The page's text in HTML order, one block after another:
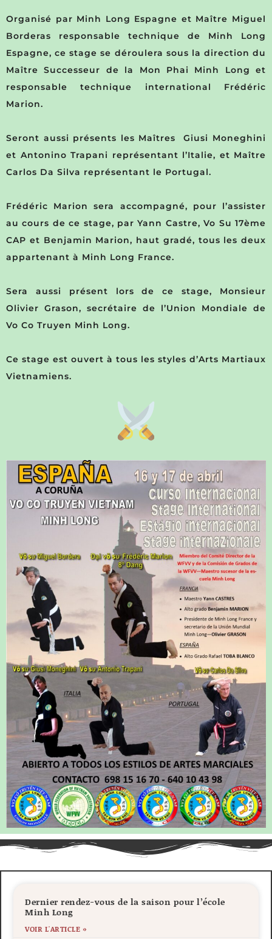
Organisé par Minh Long Espagne et Maître Miguel
Borderas responsable technique de Minh Long
Espagne, ce stage se déroulera sous la direction du
Maître Successeur de la Mon Phai Minh Long et
responsable technique international Frédéric
Marion.
Seront aussi présents les Maîtres Giusi Moneghini
et Antonino Trapani représentant l’Italie, et Maître
Carlos Da Silva représentant le Portugal.
Frédéric Marion sera accompagné, pour l’assister
au cours de ce stage, par Yann Castre, Vo Su 17ème
CAP et Benjamin Marion, haut gradé, tous les deux
appartenant à Minh Long France.
Sera aussi présent lors de ce stage, Monsieur
Olivier Grason, secrétaire de l’Union Mondiale de
Vo Co Truyen Minh Long.
Ce stage est ouvert à tous les styles d’Arts Martiaux
Vietnamiens.
Dernier rendez-vous de la saison pour l’école
Minh Long
VOIR L'ARTICLE »